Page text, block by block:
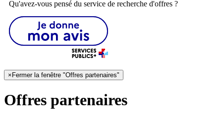
Qu'avez-vous pensé du service de recherche d'offres ?
× Fermer la fenêtre "Offres partenaires"
Offres partenaires